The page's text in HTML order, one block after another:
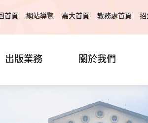
首頁 網站導覽 嘉大首頁 教務處首頁
出版業務 關於我們